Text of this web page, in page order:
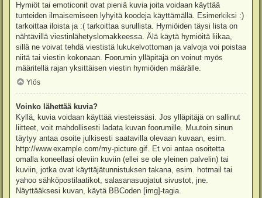
Hymiöt tai emoticonit ovat pieniä kuvia joita voidaan käyttää
tunteiden ilmaisemiseen lyhyitä koodeja käyttämällä. Esimerkiksi :)
tarkoittaa iloista ja :( tarkoittaa surullista. Hymiöiden täysi lista on
nähtävillä viestinlähetyslomakkeessa. Älä käytä hymiöitä liikaa,
sillä ne voivat tehdä viestistä lukukelvottoman ja valvoja voi poistaa
niitä tai viestin kokonaan. Foorumin ylläpitäjä on voinut myös
määritellä rajan yksittäisen viestin hymiöiden määrälle.
Ylös
Voinko lähettää kuvia?
Kyllä, kuvia voidaan käyttää viesteissäsi. Jos ylläpitäjä on sallinut
liitteet, voit mahdollisesti ladata kuvan foorumille. Muutoin sinun
täytyy antaa osoite julkisesti saatavilla olevaan kuvaan, esim.
http://www.example.com/my-picture.gif. Et voi antaa osoitetta
omalla koneellasi oleviin kuviin (ellei se ole yleinen palvelin) tai
kuviin, jotka ovat käyttäjätunnistuksen takana, esim. hotmail tai
yahoo sähköpostilaatikot, salasanasuojatut sivustot, jne.
Näyttääksesi kuvan, käytä BBCoden [img]-tagia.